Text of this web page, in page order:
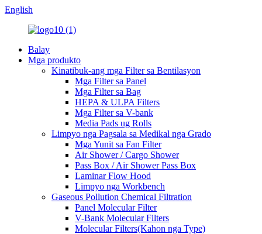
English
Balay
Mga produkto
Kinatibuk-ang mga Filter sa Bentilasyon
Mga Filter sa Panel
Mga Filter sa Bag
HEPA & ULPA Filters
Mga Filter sa V-bank
Media Pads ug Rolls
Limpyo nga Pagsala sa Medikal nga Grado
Mga Yunit sa Fan Filter
Air Shower / Cargo Shower
Pass Box / Air Shower Pass Box
Laminar Flow Hood
Limpyo nga Workbench
Gaseous Pollution Chemical Filtration
Panel Molecular Filter
V-Bank Molecular Filters
Molecular Filters(Kahon nga Type)